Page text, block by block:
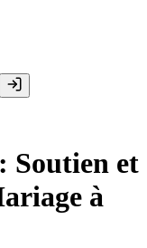
Soutien et
à